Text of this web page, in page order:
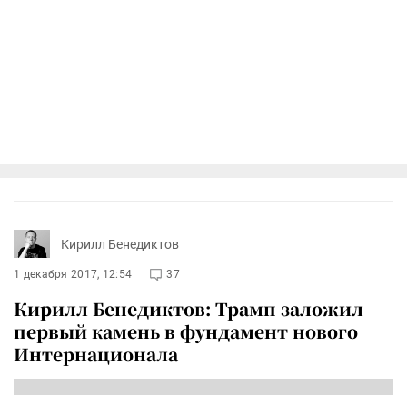
Кирилл Бенедиктов
1 декабря 2017, 12:54 37
Кирилл Бенедиктов: Трамп заложил
первый камень в фундамент нового
Интернационала